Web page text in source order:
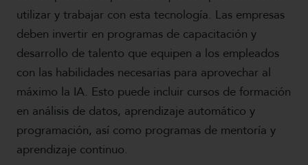
utilizar y trabajar con esta tecnología. Las empresas
deben invertir en programas de capacitación y
desarrollo de talento que equipen a los empleados
con las habilidades necesarias para aprovechar al
máximo la IA. Esto puede incluir cursos de formación
en análisis de datos, aprendizaje automático y
programación, así como programas de mentoría y
aprendizaje continuo.